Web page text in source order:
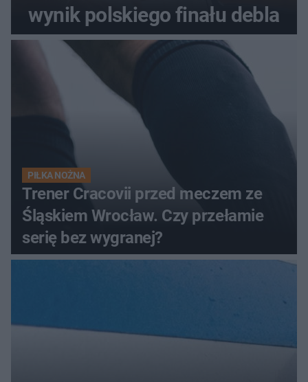
wynik polskiego finału debla
PIŁKA NOŻNA
Trener Cracovii przed meczem ze
Śląskiem Wrocław. Czy przełamie
serię bez wygranej?